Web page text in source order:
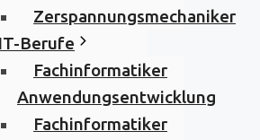
Zerspannungsmechaniker
IT-Berufe
Fachinformatiker
Anwendungsentwicklung
Fachinformatiker